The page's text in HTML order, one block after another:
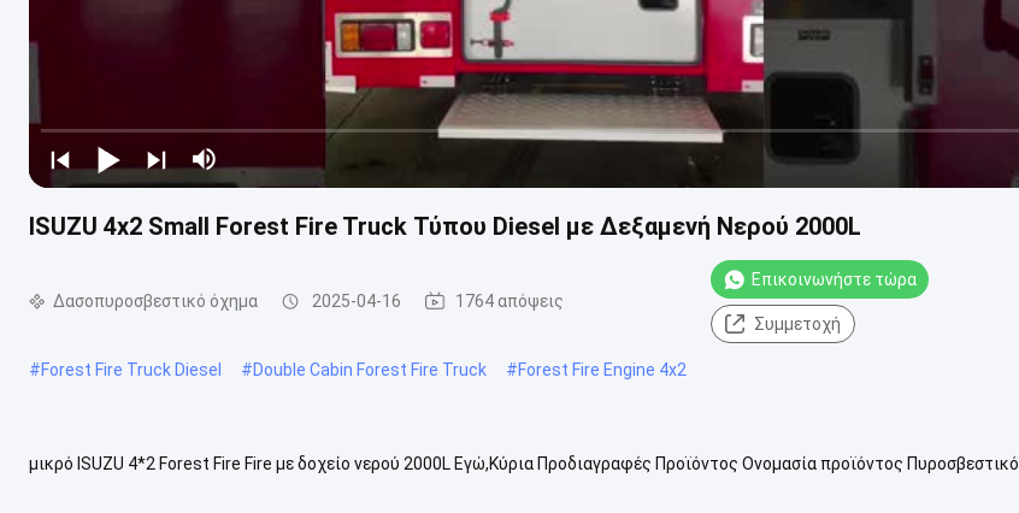
ISUZU 4x2 Small Forest Fire Truck Τύπου Diesel με Δεξαμενή Νερού 2000L
Δασοπυροσβεστικό όχημα 2025-04-16 1764 απόψεις
Επικοινωνήστε τώρα
Συμμετοχή
#Forest Fire Truck Diesel #Double Cabin Forest Fire Truck #Forest Fire Engine 4x2
μικρό ISUZU 4*2 Forest Fire Fire με δοχείο νερού 2000L Εγώ,Κύρια Προδιαγραφές Προϊόντος Ονομασία προϊόντος Πυροσβεστικό